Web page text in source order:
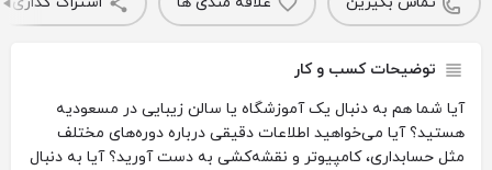
توضیحات کسب و کار
آیا شما هم به دنبال یک آموزشگاه یا سالن زیبایی در مسعودیه
هستید؟ آیا می‌خواهید اطلاعات دقیقی درباره دوره‌های مختلف
مثل حسابداری، کامپیوتر و نقشه‌کشی به دست آورید؟ آیا به دنبال